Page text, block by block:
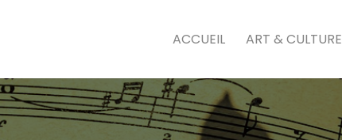
ACCUEIL ART & CULTURE